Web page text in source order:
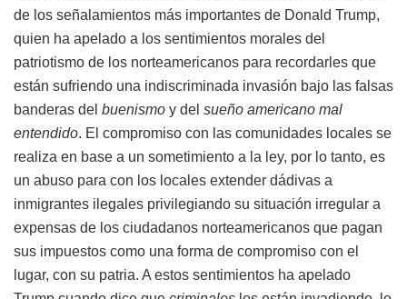
de los señalamientos más importantes de Donald Trump,
quien ha apelado a los sentimientos morales del
patriotismo de los norteamericanos para recordarles que
están sufriendo una indiscriminada invasión bajo las falsas
banderas del buenismo y del sueño americano mal
entendido. El compromiso con las comunidades locales se
realiza en base a un sometimiento a la ley, por lo tanto, es
un abuso para con los locales extender dádivas a
inmigrantes ilegales privilegiando su situación irregular a
expensas de los ciudadanos norteamericanos que pagan
sus impuestos como una forma de compromiso con el
lugar, con su patria. A estos sentimientos ha apelado